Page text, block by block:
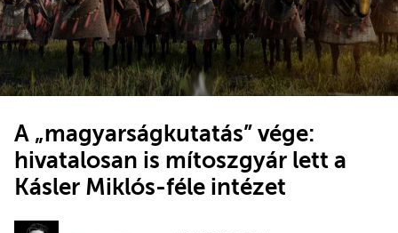
A „magyarságkutatás” vége:
hivatalosan is mítoszgyár lett a
Kásler Miklós-féle intézet